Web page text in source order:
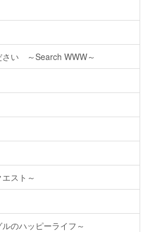
さい ～Search WWW～
スト～
のハッピーライフ～